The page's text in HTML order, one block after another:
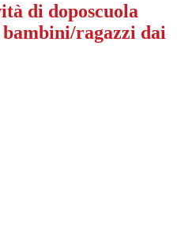
di doposcuola
ragazzi dai